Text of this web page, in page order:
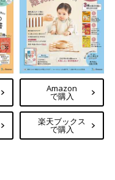
Amazon
で購入
楽天ブックス
で購入